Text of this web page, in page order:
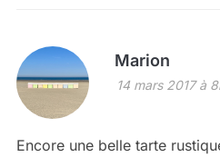
Marion
14 mars 2017 à
Encore une belle tarte